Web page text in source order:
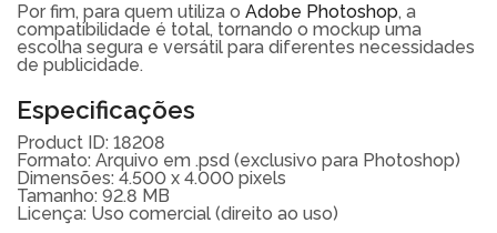
Por fim, para quem utiliza o Adobe Photoshop, a
compatibilidade é total, tornando o mockup uma
escolha segura e versátil para diferentes necessidades
de publicidade.
Especificações
Product ID: 18208
Formato: Arquivo em .psd (exclusivo para Photoshop)
Dimensões: 4.500 x 4.000 pixels
Tamanho: 92.8 MB
Licença: Uso comercial (direito ao uso)